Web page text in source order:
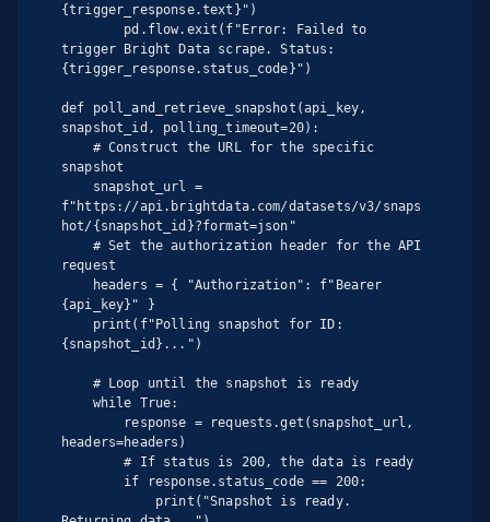
{trigger_response.text}")
trigger Bright Data scrape. Status:
{trigger_response.status_code}")
def poll_and_retrieve_snapshot(api_key,
snapshot_id, polling_timeout=20):
snapshot
f"https://api.brightdata.com/datasets/v3/snaps
hot/{snapshot_id}?format=json"
request
{api_key}" }
{snapshot_id}...")
headers=headers)
        # If status is 200, the data is ready